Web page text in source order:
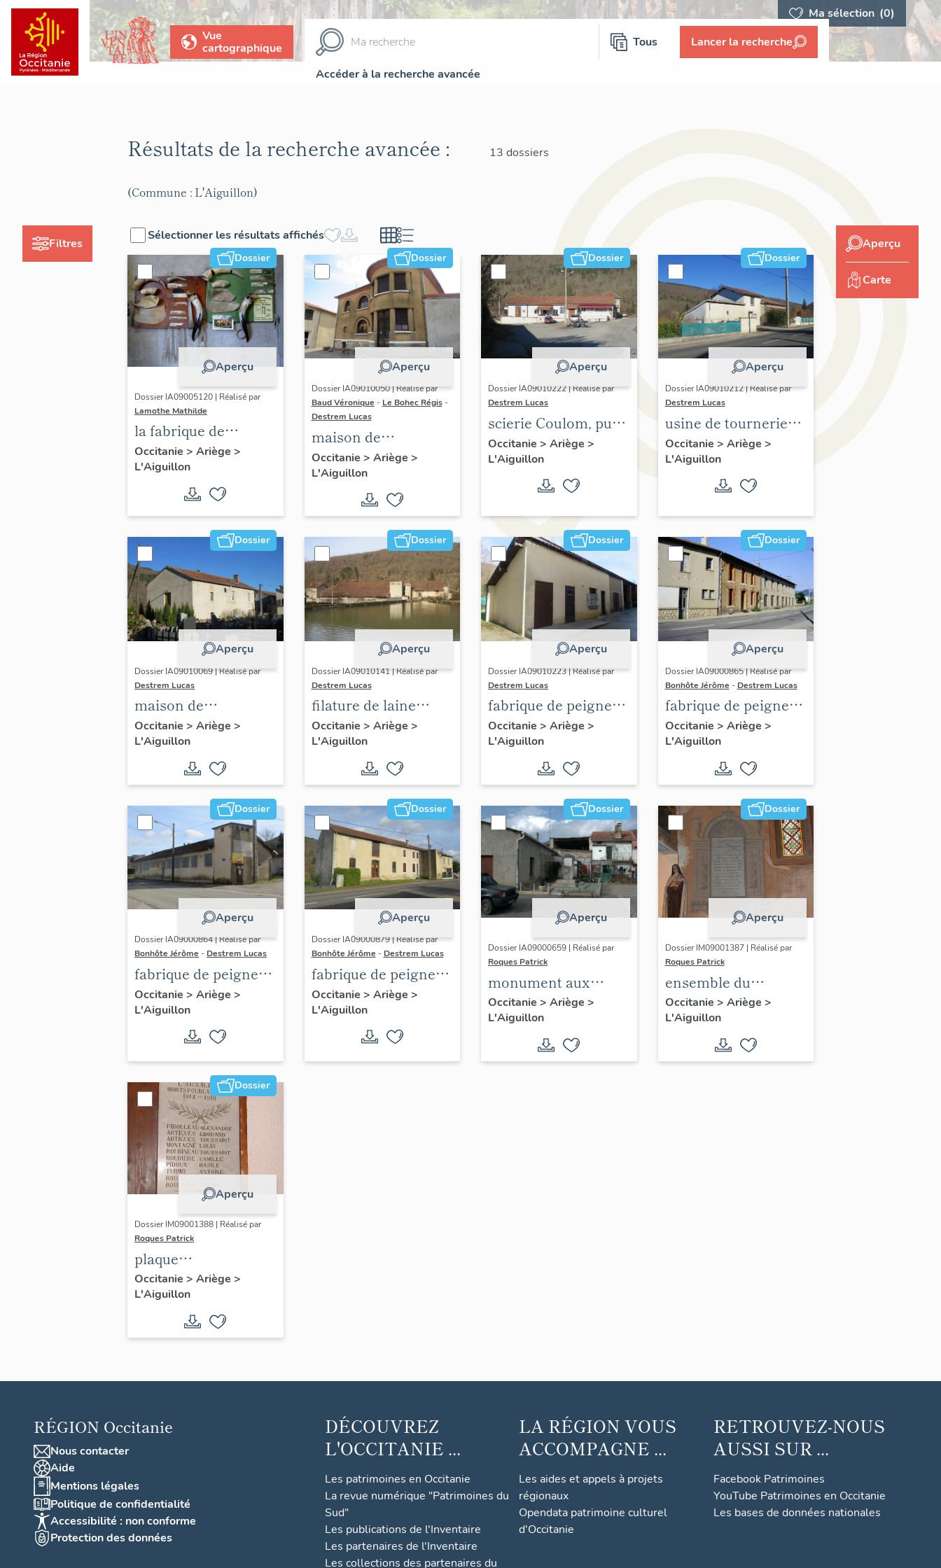
Ma sélection (0)
Vue
cartographique
Tous Lancer la recherche
Accéder à la recherche avancée
Filtres
Résultats de la recherche avancée : 13 dossiers
(Commune : L'Aiguillon)
Sélectionner les résultats affichés
Dossier
Aperçu
Dossier IA09005120 | Réalisé par
Lamothe Mathilde
la fabrique de
peignes de toilette
en corne naturelle
en pays d'Olmes
Occitanie > Ariège >
L'Aiguillon
Dossier
Aperçu
Dossier IA09010050 | Réalisé par
Baud Véronique - Le Bohec Régis -
Destrem Lucas
maison de
l'industriel Georges
Cabrol
Occitanie > Ariège >
L'Aiguillon
Dossier
Aperçu
Dossier IA09010222 | Réalisé par
Destrem Lucas
scierie Coulom, puis
Rouzeaud, puis
Boussioux, laiterie
Doménech puis
Occitanie > Ariège >
L'Aiguillon
Dossier
Aperçu
Dossier IA09010212 | Réalisé par
Destrem Lucas
usine de tournerie
d'objets en bois et
effilochage de
matières textiles Elie
Occitanie > Ariège >
L'Aiguillon
Dossier
Aperçu
Dossier IA09010069 | Réalisé par
Destrem Lucas
maison de
l'industriel Aubin
Cabrol
Occitanie > Ariège >
L'Aiguillon
Dossier
Aperçu
Dossier IA09010141 | Réalisé par
Destrem Lucas
filature de laine
Cabrol et fabrique de
peignes Jouret frères
Occitanie > Ariège >
L'Aiguillon
Dossier
Aperçu
Dossier IA09010223 | Réalisé par
Destrem Lucas
fabrique de peigne
en corne Fourié-Bez,
puis effilochage de
laine Cancel
Occitanie > Ariège >
L'Aiguillon
Dossier
Aperçu
Dossier IA09000865 | Réalisé par
Bonhôte Jérôme - Destrem Lucas
fabrique de peigne
en corne et
effilochage textile
Jouret Frères, puis
tissage AJM
Occitanie > Ariège >
L'Aiguillon
Dossier
Aperçu
Dossier IA09000864 | Réalisé par
Bonhôte Jérôme - Destrem Lucas
fabrique de peigne
en corne dite Le
peigne de l'Ariège,
Seguy Beille et Cie,
Cie, puis Seguy et
Cie, puis Delpech,
puis Da Fonseca
Occitanie > Ariège >
L'Aiguillon
Dossier
Aperçu
Dossier IA09000879 | Réalisé par
Bonhôte Jérôme - Destrem Lucas
fabrique de peigne
en corne,
actuellement
logements
Occitanie > Ariège >
L'Aiguillon
Dossier
Aperçu
Dossier IA09000659 | Réalisé par
Roques Patrick
monument aux
morts de la guerre
de 1914-1918 et de la
guerre de 1939-1945
Occitanie > Ariège >
L'Aiguillon
Dossier
Aperçu
Dossier IM09001387 | Réalisé par
Roques Patrick
ensemble du
monument aux
morts (peinture et
commémorative) de
Occitanie > Ariège >
L'Aiguillon
Dossier
Aperçu
Dossier IM09001388 | Réalisé par
Roques Patrick
plaque
commémorative de
la guerre de 1914-
Occitanie > Ariège >
L'Aiguillon
Aperçu
Carte
RÉGION Occitanie
Nous contacter
Aide
Mentions légales
Politique de confidentialité
Accessibilité : non conforme
Protection des données
DÉCOUVREZ
L'OCCITANIE ...
Les patrimoines en Occitanie
La revue numérique "Patrimoines du
Sud"
Les publications de l'Inventaire
Les partenaires de l'Inventaire
Les collections des partenaires du
LA RÉGION VOUS
ACCOMPAGNE ...
Les aides et appels à projets
régionaux
Opendata patrimoine culturel
d'Occitanie
RETROUVEZ-NOUS
AUSSI SUR ...
Facebook Patrimoines
YouTube Patrimoines en Occitanie
Les bases de données nationales